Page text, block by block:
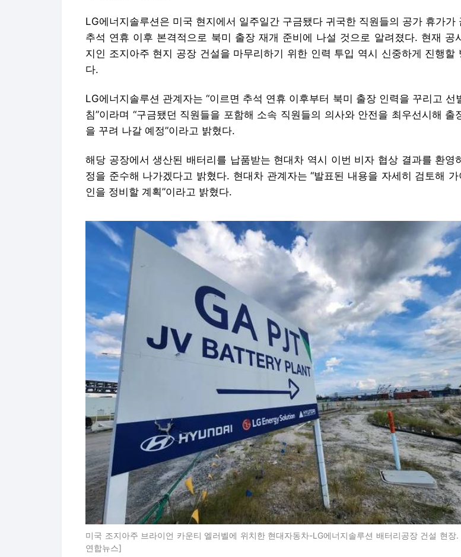
LG에너지솔루션은 미국 현지에서 일주일간 구금됐다 귀국한 직원들의 공가 휴가가
추석 연휴 이후 본격적으로 북미 출장 재개 준비에 나설 것으로 알려졌다. 현재 공
지인 조지아주 현지 공장 건설을 마무리하기 위한 인력 투입 역시 신중하게 진행할
다.
LG에너지솔루션 관계자는 “이르면 추석 연휴 이후부터 북미 출장 인력을 꾸리고 선
침”이라며 “구금됐던 직원들을 포함해 소속 직원들의 의사와 안전을 최우선시해 출
을 꾸려 나갈 예정”이라고 밝혔다.
해당 공장에서 생산된 배터리를 납품받는 현대차 역시 이번 비자 협상 결과를 환영
정을 준수해 나가겠다고 밝혔다. 현대차 관계자는 “발표된 내용을 자세히 검토해 가
인을 정비할 계획”이라고 밝혔다.
미국 조지아주 브라이언 카운티 엘러벨에 위치한 현대자동차-LG에너지솔루션 배터리공장 건설 현장
연합뉴스]